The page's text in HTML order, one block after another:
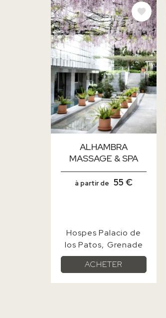
IMAGE
ALHAMBRA
MASSAGE & SPA
à partir de 55 €
Hospes Palacio de
los Patos Grenade
ACHETER